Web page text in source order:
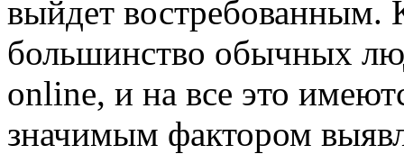
выйдет
большинство обычных
online, и на все это
значимым фактором